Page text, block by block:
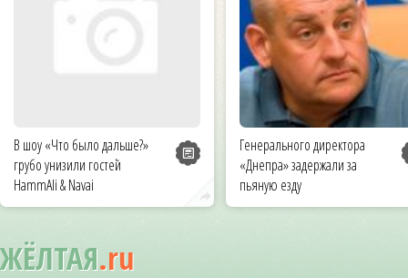
В шоу «Что было дальше?»
грубо унизили гостей
HammAli & Navai
Генерального директора
«Днепра» задержали за
пьяную езду
ЖЁЛТАЯ.ru